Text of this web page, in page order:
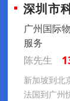
深圳市
广州国际
服务
陈先生
新加坡到北
法国到广州